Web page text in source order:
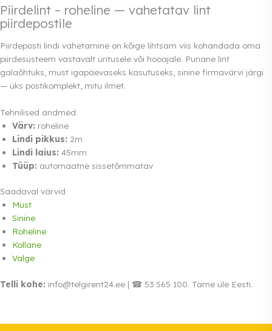
Piirdelint – roheline — vahetatav lint
piirdepostile
Piirdeposti lindi vahetamine on kõige lihtsam viis kohandada oma
piirdesüsteem vastavalt üritusele või hooajale. Punane lint
galaõhtuks, must igapäevaseks kasutuseks, sinine firmavärvi järgi
— üks postikomplekt, mitu ilmet.
Tehnilised andmed
Värv: roheline
Lindi pikkus: 2m
Lindi laius: 45mm
Tüüp: automaatne sissetõmmatav
Saadaval värvid
Must
Sinine
Roheline
Kollane
Valge
Telli kohe: info@telgirent24.ee | ☎ 53 565 100. Tarne üle Eesti.